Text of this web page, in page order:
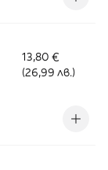
13,80 €
(26,99 лв.)